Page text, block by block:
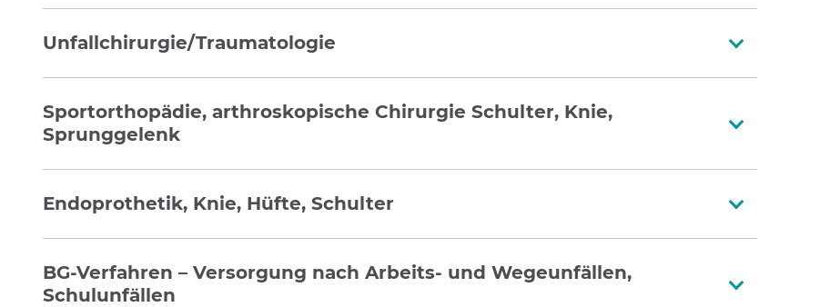
Unfallchirurgie/Traumatologie
Sportorthopädie, arthroskopische Chirurgie Schulter, Knie,
Sprunggelenk
Endoprothetik, Knie, Hüfte, Schulter
BG-Verfahren – Versorgung nach Arbeits- und Wegeunfällen,
Schulunfällen